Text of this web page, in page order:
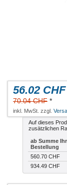
56.02 CHF
70.04 CHF *
inkl. MwSt. zzgl.
Auf dieses
zusätzlichen
ab Summe
Bestellung
560.70 CHF
934.49 CHF